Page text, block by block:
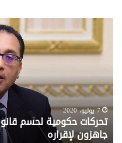
تحركات
حكومية
لحسم
قانون
القديم..والبرلمان:
جاهزون
لإقراره
7 يوليو، 2020
تحركات حكومية لحسم قانون
جاهزون لإقراره